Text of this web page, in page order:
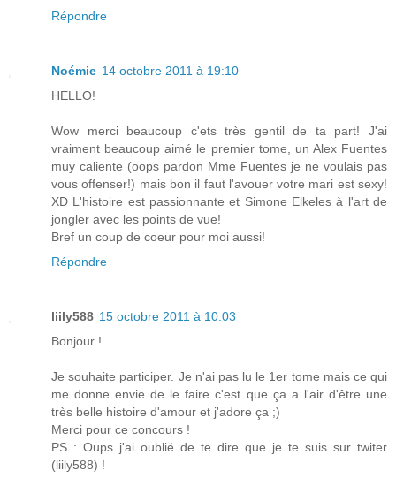
Répondre
Noémie 14 octobre 2011 à 19:10
HELLO!
Wow merci beaucoup c'ets très gentil de ta part! J'ai
vraiment beaucoup aimé le premier tome, un Alex Fuentes
muy caliente (oops pardon Mme Fuentes je ne voulais pas
vous offenser!) mais bon il faut l'avouer votre mari est sexy!
XD L'histoire est passionnante et Simone Elkeles à l'art de
jongler avec les points de vue!
Bref un coup de coeur pour moi aussi!
Répondre
liily588 15 octobre 2011 à 10:03
Bonjour !
Je souhaite participer. Je n'ai pas lu le 1er tome mais ce qui
me donne envie de le faire c'est que ça a l'air d'être une
très belle histoire d'amour et j'adore ça ;)
Merci pour ce concours !
PS : Oups j'ai oublié de te dire que je te suis sur twiter
(liily588) !